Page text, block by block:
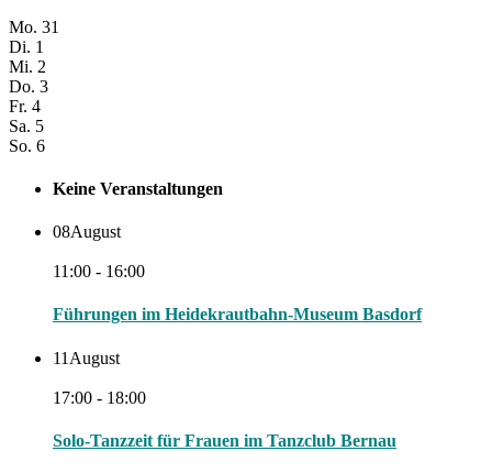
Mo. 31
Di. 1
Mi. 2
Do. 3
Fr. 4
Sa. 5
So. 6
Keine Veranstaltungen
08August
11:00 - 16:00
Führungen im Heidekrautbahn-Museum Basdorf
11 August
17:00 - 18:00
Solo-Tanzzeit für Frauen im Tanzclub Bernau